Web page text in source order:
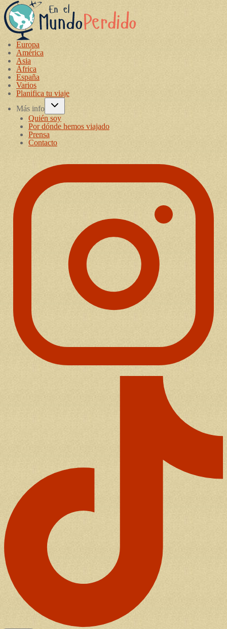
Europa
América
Asia
África
España
Varios
Planifica tu viaje
Más info
Quién soy
Por dónde hemos viajado
Prensa
Contacto